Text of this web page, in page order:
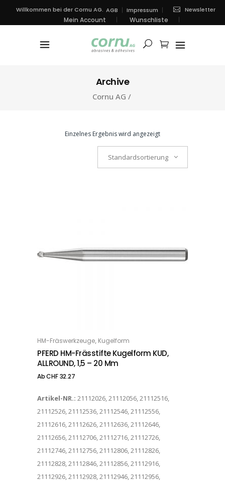
Willkommen bei der Cornu AG. AGB Impressum Newsletter
Mein Account Wunschliste
Archive
Cornu AG /
Einzelnes Ergebnis wird angezeigt
Standardsortierung
OPTIONS
HM-Fräswerkzeuge, Kugelform
PFERD HM-Frässtifte Kugelform KUD,
ALLROUND, 1,5 – 20 Mm
AbCHF32.27
Artikel-NR.: 21112026, 21112056, 21112516,
21112526, 21112536, 21112546, 21112556,
21112616, 21112626, 21112636, 21112646,
21112656, 21112706, 21112716, 21112726,
21112746, 21112756, 21112806, 21112826,
21112828, 21112846, 21112856, 21112916,
21112926, 21112928, 21112946, 21112956,